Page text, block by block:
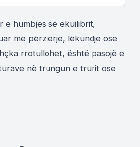
e humbjes së ekuilibrit,
me përzierje, lëkundje ose
rrotullohet, është pasojë e
në trungun e trurit ose